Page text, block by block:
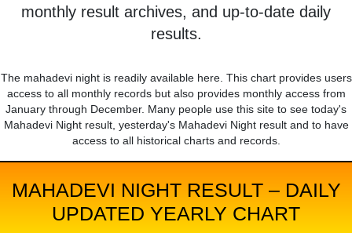
monthly result archives, and up-to-date daily
results.
The mahadevi night is readily available here. This chart provides users
access to all monthly records but also provides monthly access from
January through December. Many people use this site to see today's
Mahadevi Night result, yesterday's Mahadevi Night result and to have
access to all historical charts and records.
MAHADEVI NIGHT RESULT – DAILY
UPDATED YEARLY CHART